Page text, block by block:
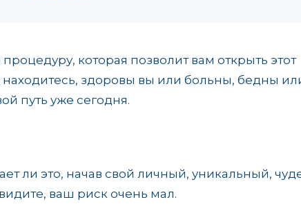
которая позволит вам открыть этот
здоровы вы или больны, бедны
путь уже сегодня.
ли это, начав свой личный, уникальный,
ваш риск очень мал.